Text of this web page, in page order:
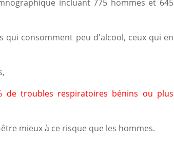
incluant 775 hommes et 645
qui consomment peu d'alcool, ceux qui en
de troubles respiratoires bénins ou plus
mieux à ce risque que les hommes.